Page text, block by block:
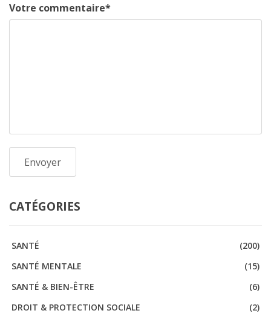
Votre commentaire*
CATÉGORIES
SANTÉ
(200)
SANTÉ MENTALE
(15)
SANTÉ & BIEN-ÊTRE
(6)
DROIT & PROTECTION SOCIALE
(2)